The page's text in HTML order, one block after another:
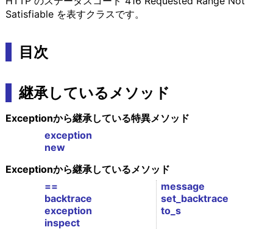
Satisfiable を表すクラスです。
目次
継承しているメソッド
Exceptionから継承している特異メソッド
exception
new
Exceptionから継承しているメソッド
==
backtrace
exception
inspect
message
set_backtrace
to_s